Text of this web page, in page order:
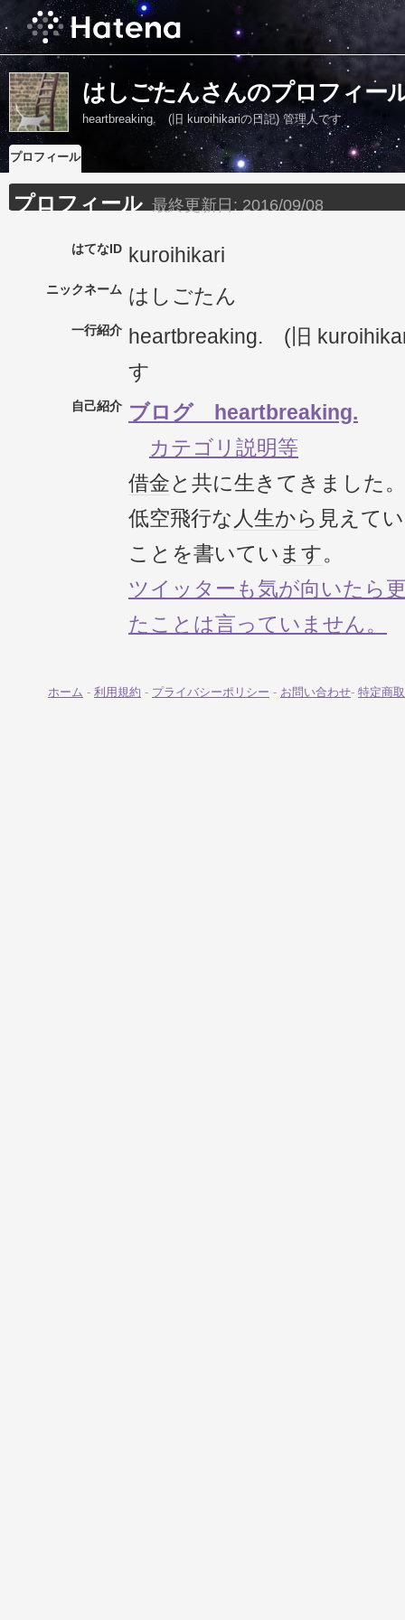
はしごたんさんのプロフィー
heartbreaking. (旧 kuroihikariの日記) 管理人です
プロフィール
プロフィール 最終更新日: 2016/09/08
はてなID kuroihikari
ニックネーム はしごたん
一行紹介
heartbreaking. (旧
す
自己紹介 ブログ heartbreaking.
カテゴリ説明等
借金と共に生きてきました。
低空飛行な 人生から 見えて
ことを書いてい ます。
ツイッターも気が向いたら
たことは言っていません。
ホーム - 利用規約 - プライバシーポリシー - お問い合わせ- 特定商